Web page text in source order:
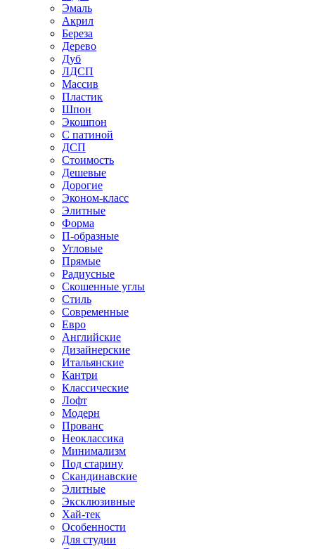
Эмаль
Акрил
Береза
Дерево
Дуб
ЛДСП
Массив
Пластик
Шпон
Экошпон
С патиной
ДСП
Стоимость
Дешевые
Дорогие
Эконом-класс
Элитные
Форма
П-образные
Угловые
Прямые
Радиусные
Скошенные углы
Стиль
Современные
Евро
Английские
Дизайнерские
Итальянские
Кантри
Классические
Лофт
Модерн
Прованс
Неоклассика
Минимализм
Под старину
Скандинавские
Элитные
Эксклюзивные
Хай-тек
Особенности
Для студии